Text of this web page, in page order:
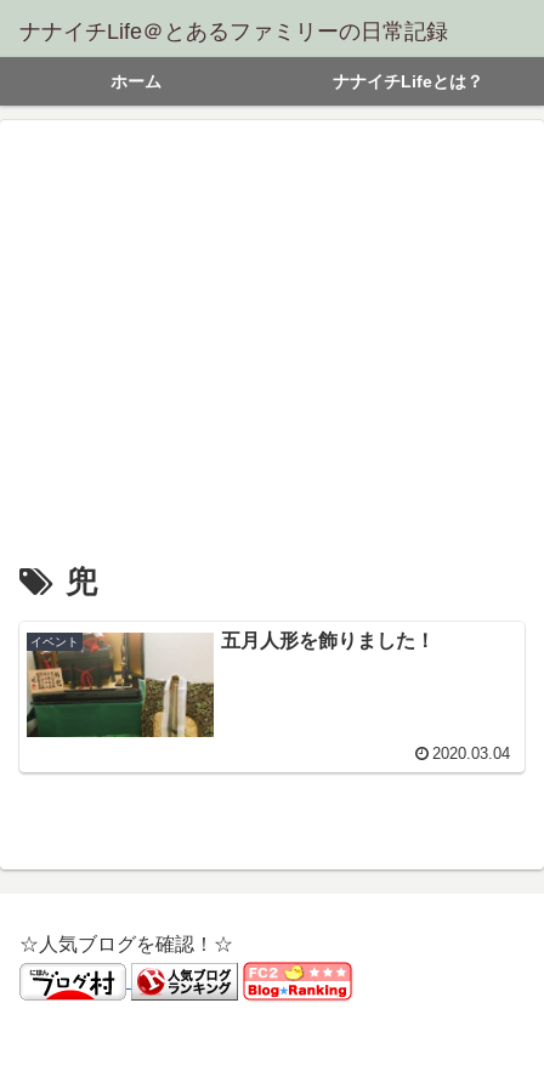
ナナイチLife＠とあるファミリーの日常記録
ホーム ナナイチLifeとは？
兜
イベント 五月人形を飾りました！
2020.03.04
☆人気ブログを確認！☆